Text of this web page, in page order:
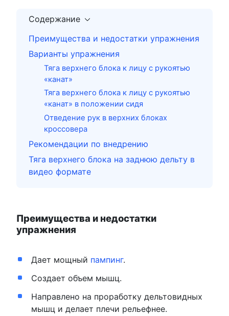
Содержание
Преимущества и недостатки упражнения
Варианты упражнения
Тяга верхнего блока к лицу с рукоятью
«канат»
Тяга верхнего блока к лицу с рукоятью
«канат» в положении сидя
Отведение рук в верхних блоках
кроссовера
Рекомендации по внедрению
Тяга верхнего блока на заднюю дельту в
видео формате
Преимущества и недостатки
упражнения
Дает мощный пампинг.
Создает объем мышц.
Направлено на проработку дельтовидных
мышц и делает плечи рельефнее.